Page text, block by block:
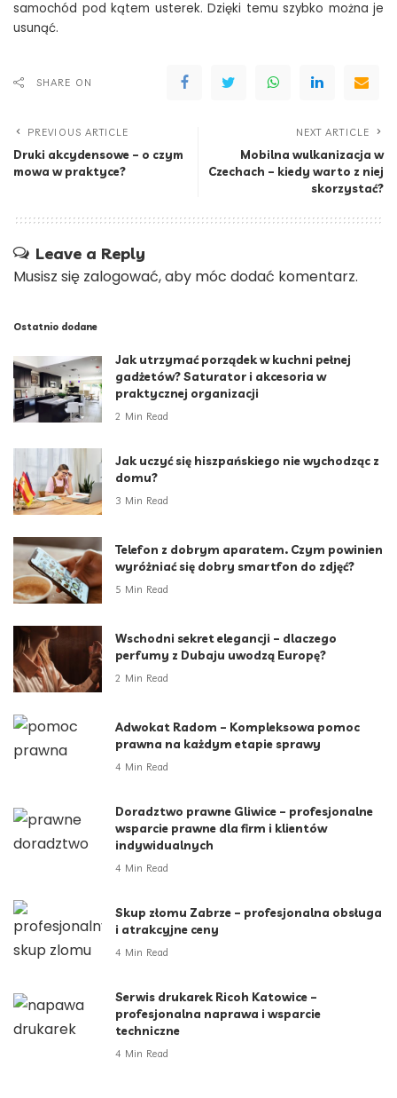
samochód pod kątem usterek. Dzięki temu szybko można je
usunąć.
SHARE ON
PREVIOUS ARTICLE
Druki akcydensowe – o czym
mowa w praktyce?
NEXT ARTICLE
Mobilna wulkanizacja w
Czechach – kiedy warto z niej
skorzystać?
Leave a Reply
Musisz się zalogować, aby móc dodać komentarz.
Ostatnio dodane
Jak utrzymać porządek w kuchni pełnej
gadżetów? Saturator i akcesoria w
praktycznej organizacji
2 Min Read
Jak uczyć się hiszpańskiego nie wychodząc z
domu?
3 Min Read
Telefon z dobrym aparatem. Czym powinien
wyróżniać się dobry smartfon do zdjęć?
5 Min Read
Wschodni sekret elegancji – dlaczego
perfumy z Dubaju uwodzą Europę?
2 Min Read
Adwokat Radom – Kompleksowa pomoc
prawna na każdym etapie sprawy
4 Min Read
Doradztwo prawne Gliwice – profesjonalne
wsparcie prawne dla firm i klientów
indywidualnych
4 Min Read
Skup złomu Zabrze – profesjonalna obsługa
i atrakcyjne ceny
4 Min Read
Serwis drukarek Ricoh Katowice –
profesjonalna naprawa i wsparcie
techniczne
4 Min Read